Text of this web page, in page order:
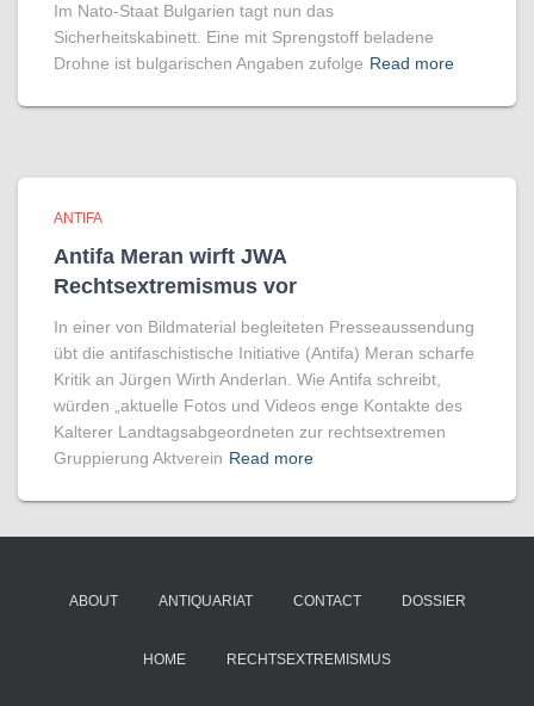
Im Nato-Staat Bulgarien tagt nun das
Sicherheitskabinett. Eine mit Sprengstoff beladene
Drohne ist bulgarischen Angaben zufolge Read more
ANTIFA
Antifa Meran wirft JWA
Rechtsextremismus vor
In einer von Bildmaterial begleiteten Presseaussendung
übt die antifaschistische Initiative (Antifa) Meran scharfe
Kritik an Jürgen Wirth Anderlan. Wie Antifa schreibt,
würden „aktuelle Fotos und Videos enge Kontakte des
Kalterer Landtagsabgeordneten zur rechtsextremen
Gruppierung Aktverein Read more
ABOUT ANTIQUARIAT CONTACT DOSSIER
HOME RECHTSEXTREMISMUS